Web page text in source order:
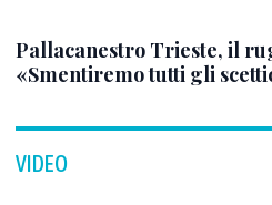
Pallacanestro Trieste, il
«Smentiremo tutti gli
VIDEO